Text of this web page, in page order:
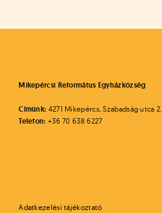
Mikepércsi Református Egyházközség
Címünk: 4271 Mikepércs, Szabadság utca 2.
Telefon: +36 70 638 6227
Adatkezelési tájékoztató